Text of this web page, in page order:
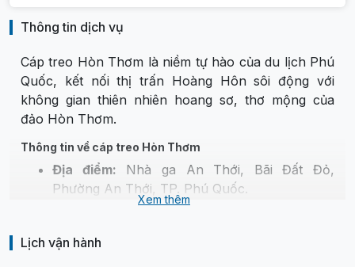
Thông tin dịch vụ
Cáp treo Hòn Thơm là niềm tự hào của du lịch Phú
Quốc, kết nối thị trấn Hoàng Hôn sôi động với
không gian thiên nhiên hoang sơ, thơ mộng của
đảo Hòn Thơm.
Thông tin về cáp treo Hòn Thơm
Địa điểm: Nhà ga An Thới, Bãi Đất Đỏ,
Phường An Thới, TP. Phú Quốc.
Giờ hoạt động:09:30 – 11:30, 13:30 – 14:00,
Thời gian di chuyển:
Xem thêm
Lịch vận hành